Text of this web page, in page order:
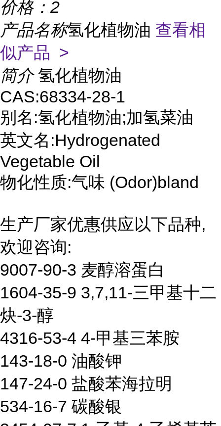
价格： 2
产品名称氢化植物油 查看相
似产品 >
简介 氢化植物油
CAS:68334-28-1
别名:氢化植物油;加氢菜油
英文名:Hydrogenated
Vegetable Oil
物化性质:气味 (Odor)bland
生产厂家优惠供应以下品种,
欢迎咨询:
9007-90-3 麦醇溶蛋白
1604-35-9 3,7,11-三甲基十二
炔-3-醇
4316-53-4 4-甲基三苯胺
143-18-0 油酸钾
147-24-0 盐酸苯海拉明
534-16-7 碳酸银